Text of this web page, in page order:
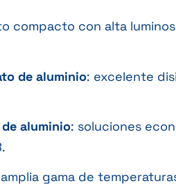
compacto con alta
de aluminio: excelente
aluminio: soluciones
gama de